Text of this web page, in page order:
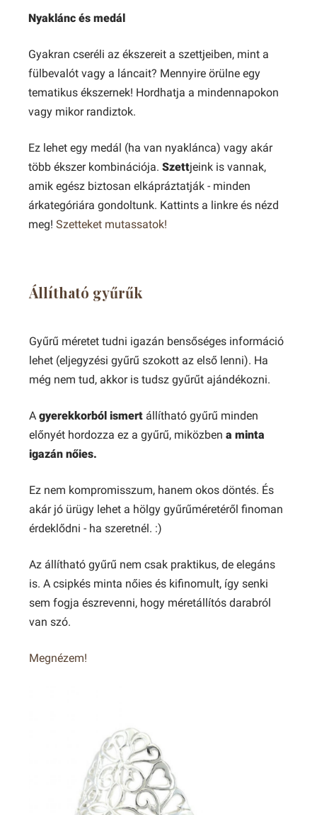
Nyaklánc és medál
Gyakran cseréli az ékszereit a szettjeiben, mint a
fülbevalót vagy a láncait? Mennyire örülne egy
tematikus ékszernek! Hordhatja a mindennapokon
vagy mikor randiztok.
Ez lehet egy medál (ha van nyaklánca) vagy akár
több ékszer kombinációja. Szettjeink is vannak,
amik egész biztosan elkápráztatják - minden
árkategóriára gondoltunk. Kattints a linkre és nézd
meg! Szetteket mutassatok!
Állítható gyűrűk
Gyűrű méretet tudni igazán bensőséges információ
lehet (eljegyzési gyűrű szokott az első lenni). Ha
még nem tud, akkor is tudsz gyűrűt ajándékozni.
A gyerekkorból ismert állítható gyűrű minden
előnyét hordozza ez a gyűrű, miközben a minta
igazán nőies.
Ez nem kompromisszum, hanem okos döntés. És
akár jó ürügy lehet a hölgy gyűrűméretéről finoman
érdeklődni - ha szeretnél. :)
Az állítható gyűrű nem csak praktikus, de elegáns
is. A csipkés minta nőies és kifinomult, így senki
sem fogja észrevenni, hogy méretállítós darabról
van szó.
Megnézem!